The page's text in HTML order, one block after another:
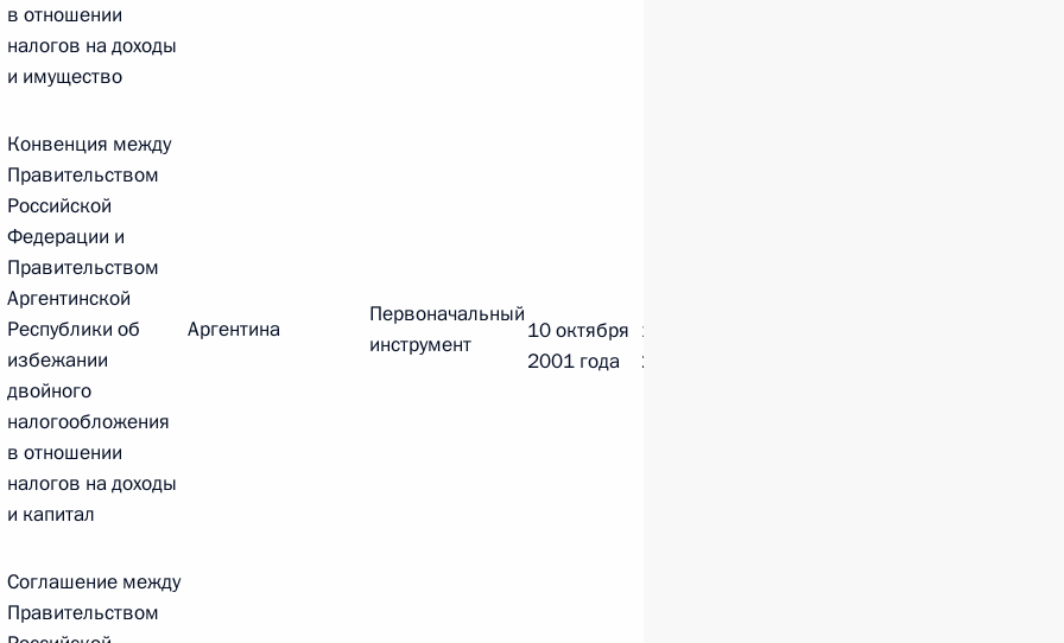
г. № 270-ФЗ
закона «Об автономных учреждениях»
г. № 244-ФЗ
Российской Федерации и Кабинетом
статусе представительств компетентных органов
Федерации и Киргизской Республике
г. № 252-ФЗ
водного транспорта Российской Федерации и статью 1
измерений»
в отношении
налогов на доходы
и имущество
Конвенция между
Правительством
Российской
Федерации и
Правительством
Аргентинской
Республики об
избежании
двойного
налогообложения
в отношении
налогов на доходы
и капитал
Аргентина
Первоначальный
инструмент
10 октября
2001 года
16 октября
2012 года
Соглашение между
Правительством